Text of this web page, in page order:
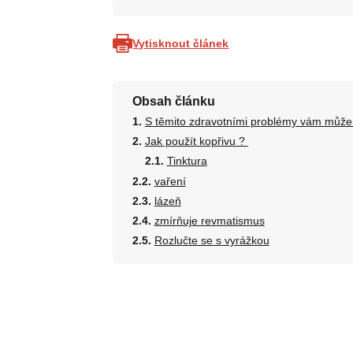
Vytisknout článek
Obsah článku
S těmito zdravotními problémy vám
Jak použít kopřivu ?
Tinktura
vaření
lázeň
zmírňuje revmatismus
Rozlučte se s vyrážkou